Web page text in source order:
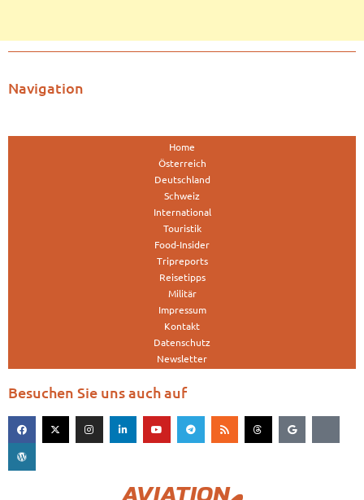
Navigation
Home
Österreich
Deutschland
Schweiz
International
Touristik
Food-Insider
Tripreports
Reisetipps
Militär
Impressum
Kontakt
Datenschutz
Newsletter
Besuchen Sie uns auch auf